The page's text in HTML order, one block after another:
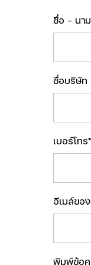
ชื่อ - นา
ชื่อบริษัท
เบอร์โทร*
อีเมล์ขอ
พิมพ์ข้อค